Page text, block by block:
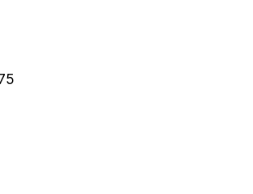
verfügbar.)
zurzeit nicht verfügbar.)